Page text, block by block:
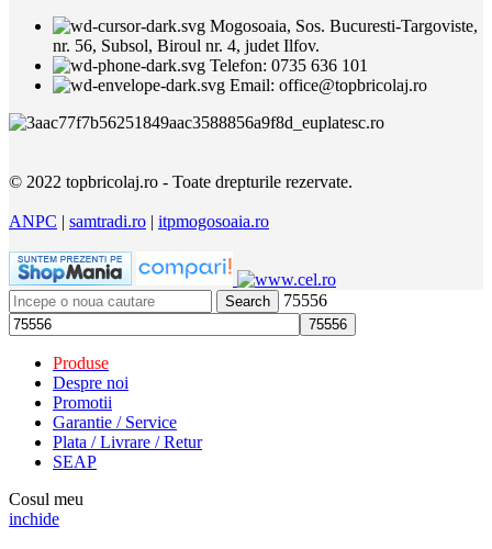
Mogosoaia, Sos. Bucuresti-Targoviste,
nr. 56, Subsol, Biroul nr. 4, judet Ilfov.
Telefon: 0735 636 101
Email: office@topbricolaj.ro
© 2022 topbricolaj.ro - Toate drepturile rezervate.
ANPC | samtradi.ro | itpmogosoaia.ro
Search 75556
Produse
Despre noi
Promotii
Garantie / Service
Plata / Livrare / Retur
SEAP
Cosul meu
inchide